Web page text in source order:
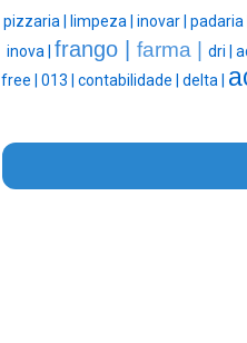
pizzaria | limpeza | inovar | padaria |
inova | frango | farma | dri |
free | 013 | contabilidade | delta |